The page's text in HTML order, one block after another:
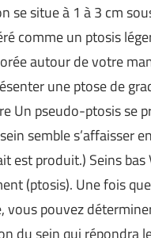
se situe à 1 à 3 cm
comme un ptosis
autour de votre
une ptose de
Un pseudo-ptosis se
semble s’affaisser
est produit.) Seins
(ptosis). Une fois
vous pouvez